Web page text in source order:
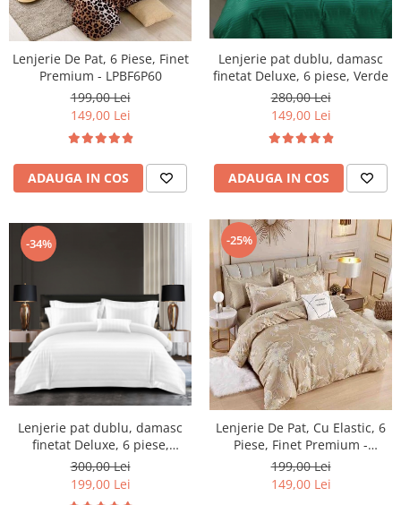
Lenjerie De Pat, 6 Piese, Finet
Premium - LPBF6P60
199,00 Lei
149,00 Lei
ADAUGA IN COS
Lenjerie pat dublu, damasc
finetat Deluxe, 6 piese, Verde
280,00 Lei
149,00 Lei
ADAUGA IN COS
-34%
Lenjerie pat dublu, damasc
finetat Deluxe, 6 piese,
cearceaf pat cu elastic, Alb,
RS47E
300,00 Lei
199,00 Lei
-25%
Lenjerie De Pat, Cu Elastic, 6
Piese, Finet Premium -
LPBF6PE48
199,00 Lei
149,00 Lei